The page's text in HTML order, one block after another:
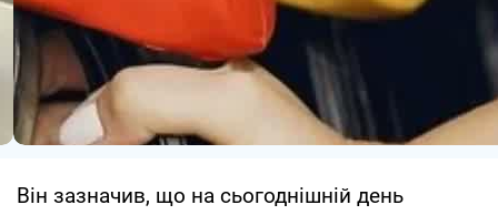
Він зазначив, що на сьогоднішній день